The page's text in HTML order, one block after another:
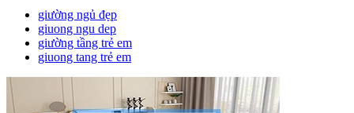
giường ngủ đẹp
giuong ngu dep
giường tầng trẻ em
giuong tang trẻ em